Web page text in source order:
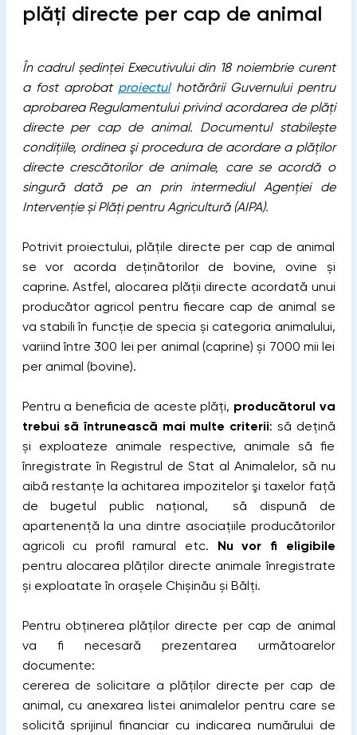
plăți directe per cap de animal
În cadrul ședinței Executivului din 18 noiembrie curent
a fost aprobat proiectulhotărârii Guvernului pentru
aprobarea Regulamentului privind acordarea de plăți
directe per cap de animal. Documentul stabilește
condiţiile, ordinea şi procedura de acordare a plăților
directe crescătorilor de animale, care se acordă o
singură dată pe an prin intermediul Agenției de
Intervenție și Plăți pentru Agricultură (AIPA).
Potrivit proiectului, plățile directe per cap de animal
se vor acorda deținătorilor de bovine, ovine și
caprine. Astfel, alocarea plății directe acordată unui
producător agricol pentru fiecare cap de animal se
va stabili în funcţie de specia și categoria animalului,
variind între 300 lei per animal (caprine) și 7000 mii lei
per animal (bovine).
Pentru a beneficia de aceste plăți, producătorul va
trebui să întrunească mai multe criterii: să dețină
și exploateze animale respective, animale să fie
înregistrate în Registrul de Stat al Animalelor, să nu
aibă restanţe la achitarea impozitelor şi taxelor faţă
de bugetul public naţional, să dispună de
apartenență la una dintre asociațiile producătorilor
agricoli cu profil ramural etc. Nu vor fi eligibile
pentru alocarea plăților directe animale înregistrate
și exploatate în orașele Chișinău și Bălți.
Pentru obţinerea plăților directe per cap de animal
va fi necesară prezentarea următoarelor
documente:
cererea de solicitare a plăților directe per cap de
animal, cu anexarea listei animalelor pentru care se
solicită sprijinul financiar cu indicarea numărului de